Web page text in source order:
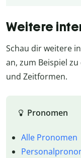
Weitere
Schau dir weitere
an, zum Beispiel
und Zeitformen.
Pronomen
Alle Pronomen